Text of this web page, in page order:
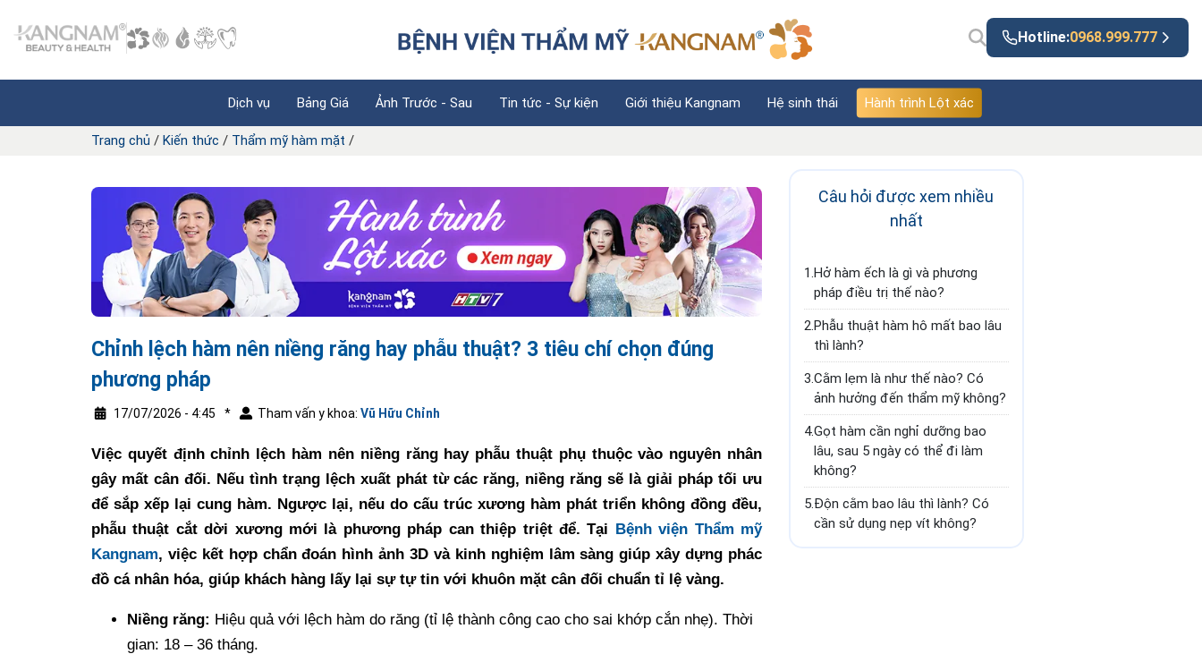
Hotline:0968.999.777
Dịch vụ Bảng Giá Ảnh Trước - Sau Tin tức - Sự kiện Giới thiệu Kangnam Hệ sinh thái Hành trình Lột xác
Trang chủ / Kiến thức / Thẩm mỹ hàm mặt /
Chỉnh lệch hàm nên niềng răng hay phẫu thuật? 3 tiêu chí chọn đúng
phương pháp
17/07/2026 - 4:45 * Tham vấn y khoa: Vũ Hữu Chỉnh
Việc quyết định chỉnh lệch hàm nên niềng răng hay phẫu thuật phụ thuộc vào nguyên nhân
gây mất cân đối. Nếu tình trạng lệch xuất phát từ các răng, niềng răng sẽ là giải pháp tối ưu
để sắp xếp lại cung hàm. Ngược lại, nếu do cấu trúc xương hàm phát triển không đồng đều,
phẫu thuật cắt dời xương mới là phương pháp can thiệp triệt để. Tại Bệnh viện Thẩm mỹ
Kangnam, việc kết hợp chẩn đoán hình ảnh 3D và kinh nghiệm lâm sàng giúp xây dựng phác
đồ cá nhân hóa, giúp khách hàng lấy lại sự tự tin với khuôn mặt cân đối chuẩn tỉ lệ vàng.
Niềng răng: Hiệu quả với lệch hàm do răng (tỉ lệ thành công cao cho sai khớp cắn nhẹ). Thời
gian: 18 – 36 tháng.
Câu hỏi được xem nhiều
nhất
1.Hở hàm ếch là gì và phương
pháp điều trị thế nào?
2.Phẫu thuật hàm hô mất bao lâu
thì lành?
3.Cằm lẹm là như thế nào? Có
ảnh hưởng đến thẩm mỹ không?
4.Gọt hàm cần nghỉ dưỡng bao
lâu, sau 5 ngày có thể đi làm
không?
5.Độn cằm bao lâu thì lành? Có
cần sử dụng nẹp vít không?